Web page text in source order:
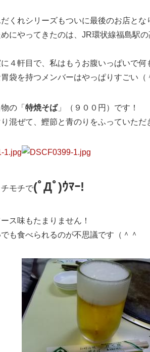
くれシリーズもついに最後のお店とな
にやってきたのは、JR環状線福島駅
４軒目で、私はもうお腹いっぱいで
袋を持つメンバーはやっぱりすごい（
の「 特焼そば」（９００円）です！
混ぜて、鰹節と青のりをふっていただ
モチで(ﾟДﾟ)ｳﾏｰ!
ス味もたまりません！
も食べられるのが不思議です（＾＾